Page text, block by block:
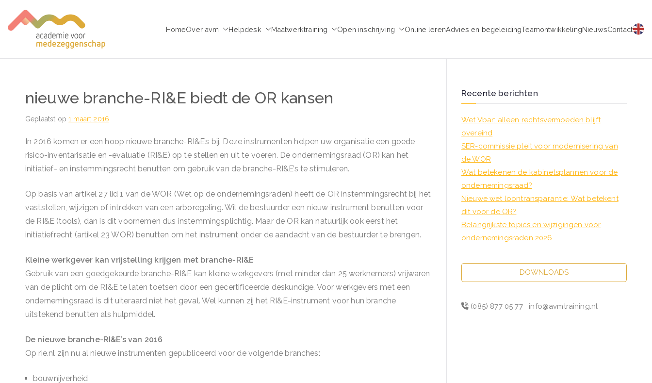
naar
de
Trainingen voor Medezeggenschap - ondernemingsraad
HomeOver avm Helpdesk Maatwerktraining Open inschrijving Online lerenAdvies en begeleidingTeamontwikkelingNieuwsContact
nieuwe branche-RI&E biedt de OR kansen
Geplaatst op1 maart 2016
In 2016 komen er een hoop nieuwe branche-RI&E’s bij. Deze instrumenten helpen uw organisatie een goede
risico-inventarisatie en -evaluatie (RI&E) op te stellen en uit te voeren. De ondernemingsraad (OR) kan het
initiatief- en instemmingsrecht benutten om gebruik van de branche-RI&E’s te stimuleren.
Op basis van artikel 27 lid 1 van de WOR (Wet op de ondernemingsraden) heeft de OR instemmingsrecht bij het
vaststellen, wijzigen of intrekken van een arboregeling. Wil de bestuurder een nieuw instrument benutten voor
de RI&E (tools), dan is dit voornemen dus instemmingsplichtig. Maar de OR kan natuurlijk ook eerst het
initiatiefrecht (artikel 23 WOR) benutten om het instrument onder de aandacht van de bestuurder te brengen.
Kleine werkgever kan vrijstelling krijgen met branche-RI&E
Gebruik van een goedgekeurde branche-RI&E kan kleine werkgevers (met minder dan 25 werknemers) vrijwaren
van de plicht om de RI&E te laten toetsen door een gecertificeerde deskundige. Voor werkgevers met een
ondernemingsraad is dit uiteraard niet het geval. Wel kunnen zij het RI&E-instrument voor hun branche
uitstekend benutten als hulpmiddel.
De nieuwe branche-RI&E’s van 2016
Op rie.nl zijn nu al nieuwe instrumenten gepubliceerd voor de volgende branches:
bouwnijverheid
Recente berichten
Wet Vbar: alleen rechtsvermoeden blijft
overeind
SER-commissie pleit voor modernisering van
de WOR
Wat betekenen de kabinetsplannen voor de
ondernemingsraad?
Nieuwe wet loontransparantie: Wat betekent
dit voor de OR?
Belangrijkste topics en wijzigingen voor
ondernemingsraden 2026
DOWNLOADS
(085) 877 05 77 info@avmtraining.nl